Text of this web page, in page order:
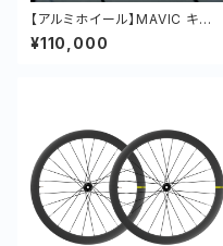
【アルミホイール】MAVIC キシリ
ウム SL 前後セット 軽量 オール
ラウンド アルミ
¥110,000